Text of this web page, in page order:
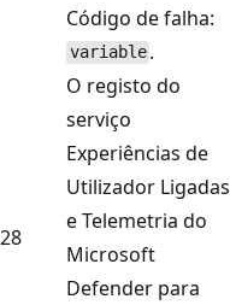
Código de falha:
variable .
28
O registo do
serviço
Experiências de
Utilizador Ligadas
e Telemetria do
Microsoft
Defender para